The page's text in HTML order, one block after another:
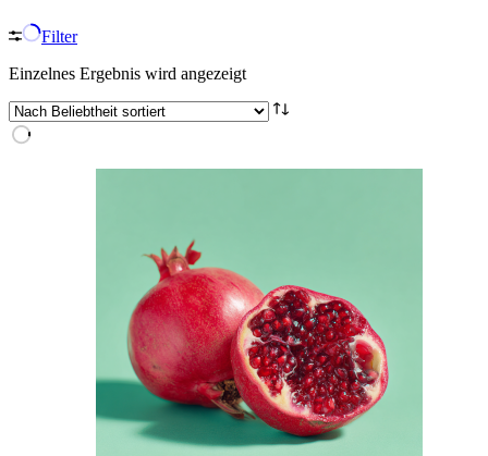
Filter
Einzelnes Ergebnis wird angezeigt